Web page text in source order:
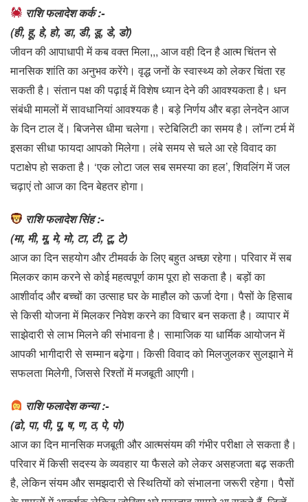
राशि फलादेश कर्क :-
(ही, हू, हे, हो, डा, डी, डू, डे, डो)
जीवन की आपाधापी में कब वक्त मिला,,, आज वही दिन है आत्म चिंतन से
मानसिक शांति का अनुभव करेंगे। वृद्ध जनों के स्वास्थ्य को लेकर चिंता रह
सकती है। संतान पक्ष की पढ़ाई में विशेष ध्यान देने की आवश्यकता है। धन
संबंधी मामलों में सावधानियां आवश्यक है। बड़े निर्णय और बड़ा लेनदेन आज
के दिन टाल दें। बिजनेस धीमा चलेगा। स्टेबिलिटी का समय है। लॉन्ग टर्म में
इसका सीधा फायदा आपको मिलेगा। लंबे समय से चले आ रहे विवाद का
पटाक्षेप हो सकता है। ‘एक लोटा जल सब समस्या का हल’, शिवलिंग में जल
चढ़ाएं तो आज का दिन बेहतर होगा।
राशि फलादेश सिंह :-
(मा, मी, मू, मे, मो, टा, टी, टू, टे)
आज का दिन सहयोग और टीमवर्क के लिए बहुत अच्छा रहेगा। परिवार में सब
मिलकर काम करने से कोई महत्वपूर्ण काम पूरा हो सकता है। बड़ों का
आशीर्वाद और बच्चों का उत्साह घर के माहौल को ऊर्जा देगा। पैसों के हिसाब
से किसी योजना में मिलकर निवेश करने का विचार बन सकता है। व्यापार में
साझेदारी से लाभ मिलने की संभावना है। सामाजिक या धार्मिक आयोजन में
आपकी भागीदारी से सम्मान बढ़ेगा। किसी विवाद को मिलजुलकर सुलझाने में
सफलता मिलेगी, जिससे रिश्तों में मजबूती आएगी।
राशि फलादेश कन्या :-
(ढो, पा, पी, पू, ष, ण, ठ, पे, पो)
आज का दिन मानसिक मजबूती और आत्मसंयम की गंभीर परीक्षा ले सकता है।
परिवार में किसी सदस्य के व्यवहार या फैसले को लेकर असहजता बढ़ सकती
है, लेकिन संयम और समझदारी से स्थितियों को संभालना जरूरी रहेगा। पैसों